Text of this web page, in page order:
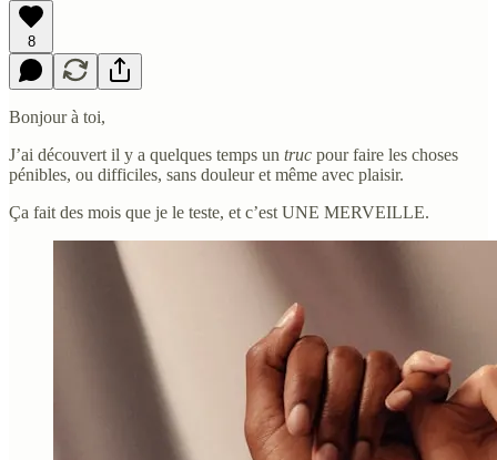
8
Bonjour à toi,
J’ai découvert il y a quelques temps un truc pour faire les choses
pénibles, ou difficiles, sans douleur et même avec plaisir.
Ça fait des mois que je le teste, et c’est UNE MERVEILLE.